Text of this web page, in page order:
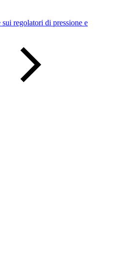
regolatori di pressione e